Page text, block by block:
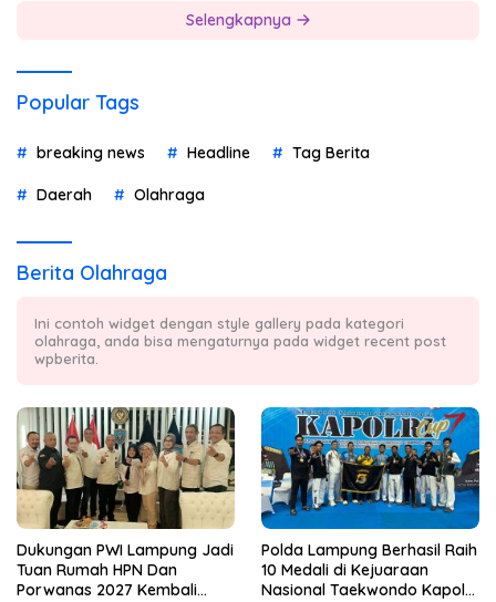
Selengkapnya
Popular Tags
breaking news Headline Tag Berita
Daerah Olahraga
Berita Olahraga
Ini contoh widget dengan style gallery pada kategori
olahraga, anda bisa mengaturnya pada widget recent post
wpberita.
Dukungan PWI Lampung Jadi
Tuan Rumah HPN Dan
Porwanas 2027 Kembali
Polda Lampung Berhasil Raih
10 Medali di Kejuaraan
Nasional Taekwondo Kapolri